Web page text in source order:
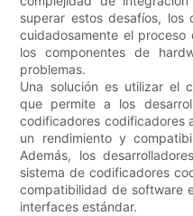
superar estos desafíos, los
cuidadosamente el
los componentes de
problemas.
Una solución es utilizar el
que permite a los
codificadores codificadores
un rendimiento y
Además, los
sistema de codificadores
compatibilidad de software
interfaces estándar.